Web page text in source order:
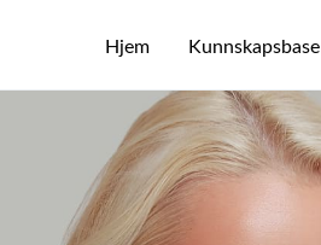
Hjem Kunnskapsbase